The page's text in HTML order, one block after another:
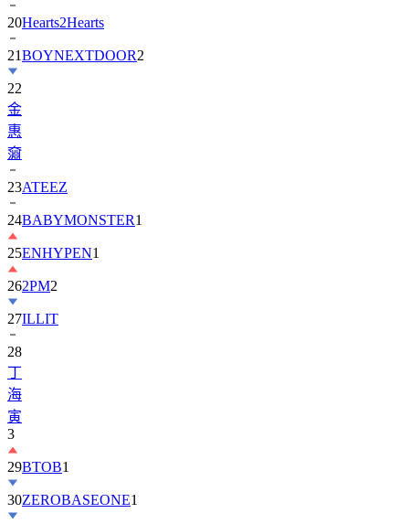
20Hearts2Hearts
21BOYNEXTDOOR2
22
金
惠
奫
23ATEEZ
24BABYMONSTER1
25ENHYPEN1
262PM2
27ILLIT
28
丁
海
寅
3
29BTOB1
30ZEROBASEONE1